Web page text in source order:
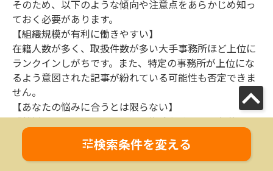
そのため、以下のような傾向や注意点をあらかじめ知っ
ておく必要があります。
【組織規模が有利に働きやすい】
在籍人数が多く、取扱件数が多い大手事務所ほど上位に
ランクインしがちです。また、特定の事務所が上位にな
るよう意図された記事が紛れている可能性も否定できま
せん。
【あなたの悩みに合うとは限らない】
「離婚」と一口に言っても、不倫慰謝料、DV、親権など
専門分野は細かく分かれます。総合順位が高いからとい
って、あなたが抱える特定のトラブルに強いとは限りま
せん。
検索条件を変える